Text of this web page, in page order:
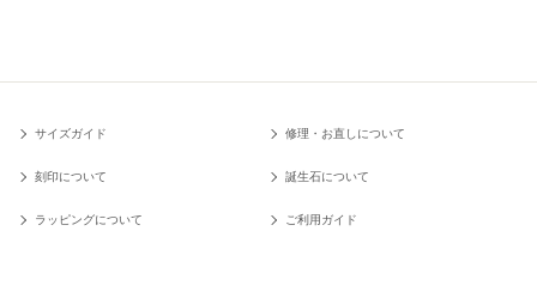
サイズガイド 修理・お直しについて
刻印について 誕生石について
ラッピングについて ご利用ガイド